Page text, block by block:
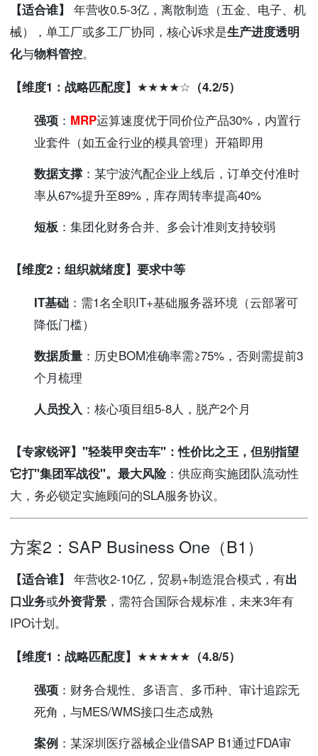
【适合谁】
年营收0.5-3亿，离散制造（五金、电子、机
械），单工厂或多工厂协同，核心诉求是生产进度透明
化与物料管控。
【维度1：战略匹配度】★★★★☆（4.2/5）
强项： MRP运算速度优于同价位产品30%，内置行
业套件（如五金行业的模具管理）开箱即用
数据支撑：某宁波汽配企业上线后，订单交付准时
率从67%提升至89%，库存周转率提高40%
短板 ：集团化财务合并、多会计准则支持较弱
【维度2：组织就绪度】要求中等
IT基础：需1名全职IT+基础服务器环境（云部署可
降低门槛）
数据质量：历史BOM准确率需≥75%，否则需提前3
个月梳理
人员投入 ：核心项目组5-8人，脱产2个月
【专家锐评】 "轻装甲突击车" ：性价比之王，但别指望
它打"集团军战役"。 最大风险：供应商实施团队流动性
大，务必锁定实施顾问的SLA服务协议。
方案2：SAP Business One（B1）
【适合谁】 年营收2-10亿，贸易+制造混合模式，有出
口业务或外资背景 ，需符合国际合规标准，未来3年有
IPO计划。
【维度1：战略匹配度】★★★★★（4.8/5）
强项：财务合规性、多语言、多币种、审计追踪无
死角，与MES/WMS接口生态成熟
案例：某深圳医疗器械企业借SAP B1通过FDA审